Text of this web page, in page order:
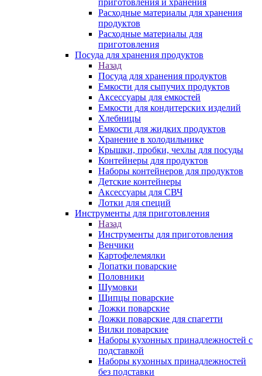
Расходные материалы для хранения
продуктов
Расходные материалы для
приготовления
Посуда для хранения продуктов
Назад
Посуда для хранения продуктов
Емкости для сыпучих продуктов
Аксессуары для емкостей
Емкости для кондитерских изделий
Хлебницы
Емкости для жидких продуктов
Хранение в холодильнике
Крышки, пробки, чехлы для посуды
Контейнеры для продуктов
Наборы контейнеров для продуктов
Детские контейнеры
Аксессуары для СВЧ
Лотки для специй
Инструменты для приготовления
Назад
Инструменты для приготовления
Венчики
Картофелемялки
Лопатки поварские
Половники
Шумовки
Щипцы поварские
Ложки поварские
Ложки поварские для спагетти
Вилки поварские
Наборы кухонных принадлежностей с
подставкой
Наборы кухонных принадлежностей
без подставки